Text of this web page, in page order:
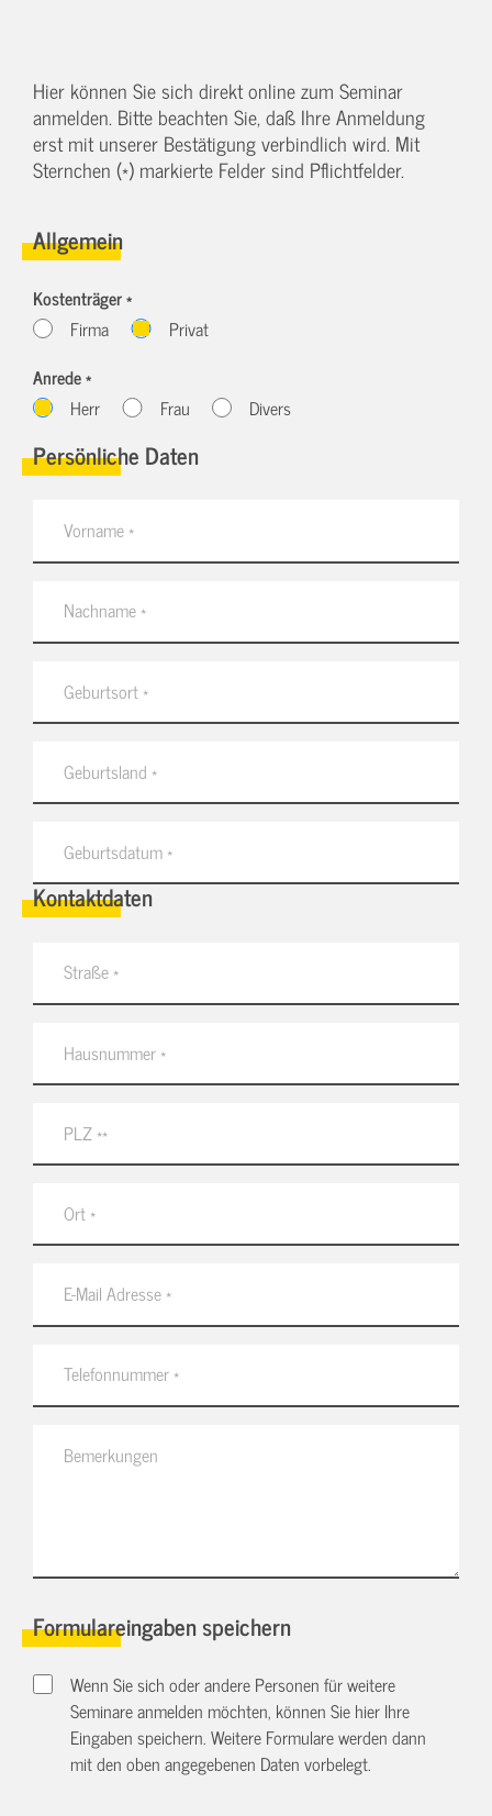
Hier können Sie sich direkt online zum Seminar
anmelden. Bitte beachten Sie, daß Ihre Anmeldung
erst mit unserer Bestätigung verbindlich wird. Mit
Sternchen (*) markierte Felder sind Pflichtfelder.
Allgemein
Kostenträger *
Firma
Privat
Anrede *
Herr
Frau Divers
Persönliche Daten
Kontaktdaten
Formulareingaben speichern
Wenn Sie sich oder andere Personen für weitere
Seminare anmelden möchten, können Sie hier Ihre
Eingaben speichern. Weitere Formulare werden dann
mit den oben angegebenen Daten vorbelegt.